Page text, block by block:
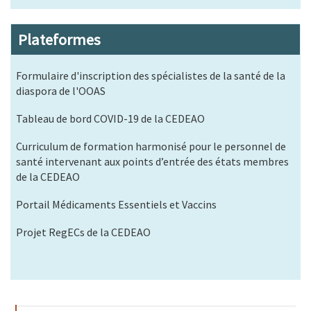
Plateformes
Formulaire d'inscription des spécialistes de la santé de la
diaspora de l'OOAS
Tableau de bord COVID-19 de la CEDEAO
Curriculum de formation harmonisé pour le personnel de
santé intervenant aux points d’entrée des états membres
de la CEDEAO
Portail Médicaments Essentiels et Vaccins
Projet RegECs de la CEDEAO